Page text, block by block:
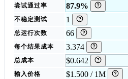
尝试通过率 87.9%
不稳定测试 1
总运行次数 66
每个结果成本 3.374
总成本 $0.642
输入价格 $1.500 / 1M